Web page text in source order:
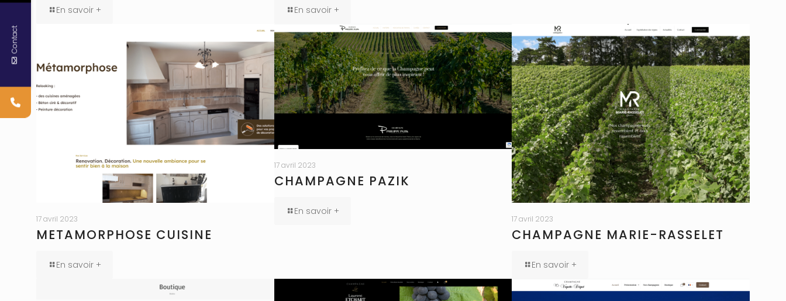
En savoir + En savoir +
17 avril 2023
METAMORPHOSE CUISINE
En savoir +
17 avril 2023
CHAMPAGNE PAZIK
En savoir +
17 avril 2023
CHAMPAGNE MARIE-RASSELET
En savoir +
Contact